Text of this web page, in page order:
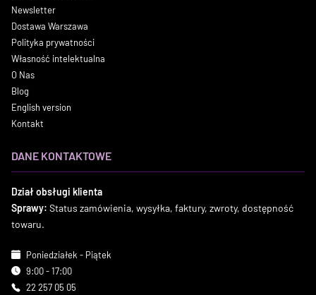
Newsletter
Dostawa Warszawa
Polityka prywatności
Własność intelektualna
O Nas
Blog
English version
Kontakt
DANE KONTAKTOWE
Dział obsługi klienta
Sprawy: Status zamówienia, wysyłka, faktury, zwroty, dostępność
towaru.
Poniedziałek - Piątek
9:00 - 17:00
22 257 05 05